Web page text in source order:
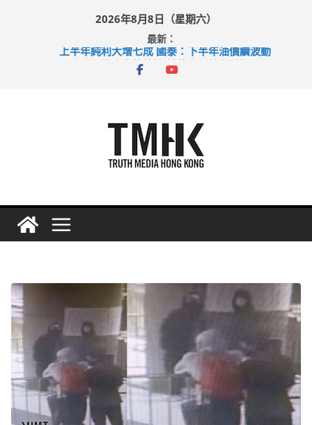
2026年8月8日（星期六）
最新：
上半年純利大增七成 國泰：下半年油價續波動
拜仁熱身賽挫維拉 啟德主場館奪錦標